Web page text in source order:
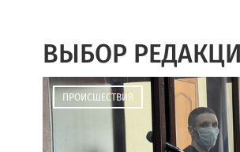
ВЫБОР
ПРОИСШЕСТВИЯ